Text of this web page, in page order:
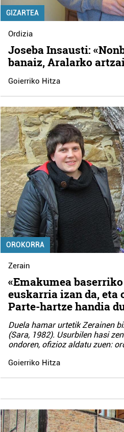
GIZARTEA
Ordizia
Joseba Insausti:
banaiz, Aralarko
Goierriko Hitza
OROKORRA
Zerain
«Emakumea
euskarria izan da, eta
Parte-hartze handia
Duela hamar urtetik Zerainen
(Sara, 1982). Usurbilen hasi
ondoren, ofizioz aldatu zuen:
Goierriko Hitza